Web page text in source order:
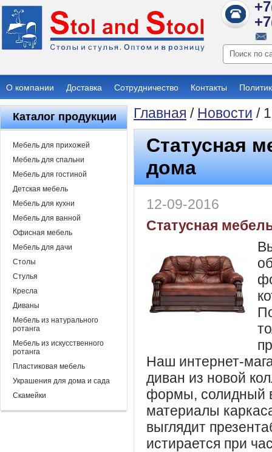
О компании Доставка Сотрудничество Контакты
Каталог продукции
Мебель для прихожей
Мебель для спальни
Мебель для гостиной
Детская мебель
Мебель для кухни
Мебель для ванной
Офисная мебель
Мебель для дачи
Столы
Стулья
Кресла
Диваны
Мебель из натурального
ротанга
Мебель из искусственного
ротанга
Пластиковая мебель
Украшения для дома и сада
Скамейки
Главная / Новости /
Статусная
дома
12-09-2016
Статусная
Наш интернет-
диван из новой
формы, солидный
материалы
выглядит
истирается при